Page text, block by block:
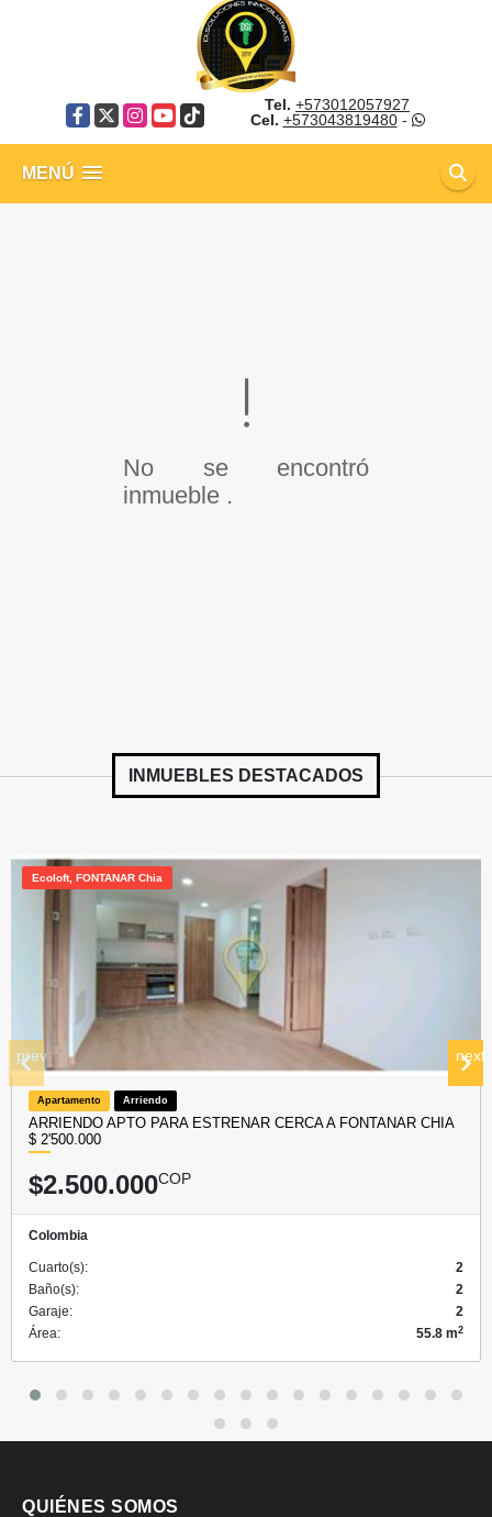
Facebook
X Instagram
YouTube
TikTok
Tel. +573012057927
Cel. +573043819480-
MENÚ
No se encontró
inmueble .
INMUEBLES DESTACADOS
Ecoloft, FONTANAR Chia
Apartamento Arriendo
ARRIENDO APTO PARA ESTRENAR CERCA A FONTANAR CHIA
$ 2'500.000
$2.500.000COP
Colombia
Cuarto(s):
2
Baño(s):
2
Garaje:
2
Área:
55.8 m2
prev next
QUIÉNES SOMOS